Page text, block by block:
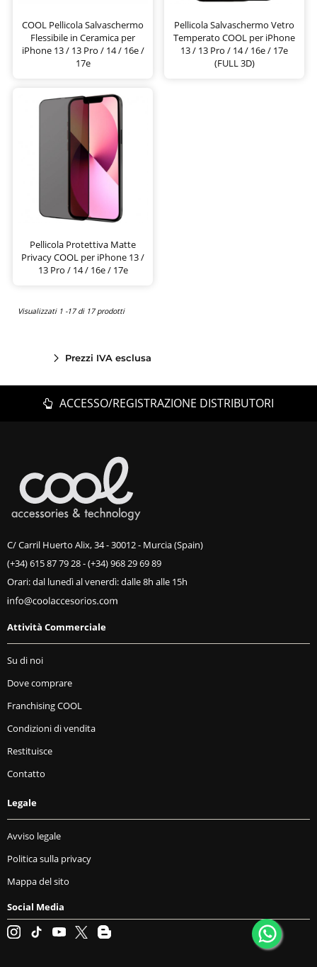
COOL Pellicola Salvaschermo
Flessibile in Ceramica per
iPhone 13 / 13 Pro / 14 / 16e /
17e
Pellicola Salvaschermo Vetro
Temperato COOL per iPhone
13 / 13 Pro / 14 / 16e / 17e
(FULL 3D)
Pellicola Protettiva Matte
Privacy COOL per iPhone 13 /
13 Pro / 14 / 16e / 17e
Visualizzati 1 -17 di 17 prodotti
Prezzi IVA esclusa
ACCESSO/REGISTRAZIONE DISTRIBUTORI
C/ Carril Huerto Alix, 34 - 30012 - Murcia (Spain)
(+34) 615 87 79 28-(+34) 968 29 69 89
Orari: dal lunedì al venerdì: dalle 8h alle 15h
Attività Commerciale
Su di noi
Dove comprare
Franchising COOL
Condizioni di vendita
Restituisce
Contatto
Legale
Avviso legale
Politica sulla privacy
Mappa del sito
Social Media